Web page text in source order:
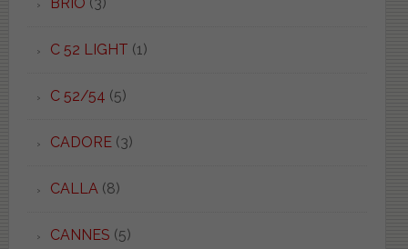
C 52 LIGHT (1)
C 52/54 (5)
CADORE(3)
CALLA(8)
CANNES (5)